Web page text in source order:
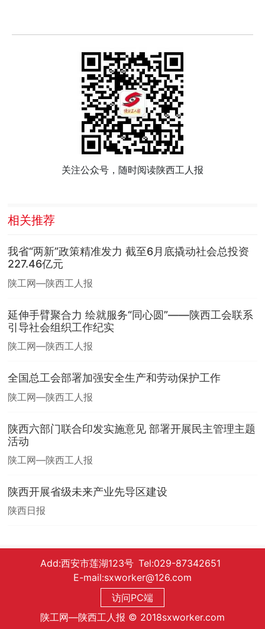
关注公众号，随时阅读陕西工人报
相关推荐
我省“两新”政策精准发力 截至6月底撬动社会总投资
227.46亿元
陕工网—陕西工人报
延伸手臂聚合力 绘就服务“同心圆”——陕西工会联系
引导社会组织工作纪实
陕工网—陕西工人报
全国总工会部署加强安全生产和劳动保护工作
陕工网—陕西工人报
陕西六部门联合印发实施意见 部署开展民主管理主题
活动
陕工网—陕西工人报
陕西开展省级未来产业先导区建设
陕西日报
Add:西安市莲湖123号 Tel:029-87342651
E-mail:sxworker@126.com
访问PC端
陕工网—陕西工人报 © 2018sxworker.com